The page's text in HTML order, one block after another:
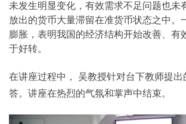
未发生明显变化，有效需求不足问题也未
放出的货币大量滞留在准货币状态之中。
膨胀，表明我国的经济结构开始改善、有
于好转。
在讲座过程中， 吴教授针对台下教师提
答。讲座在热烈的气氛和掌声中结束。